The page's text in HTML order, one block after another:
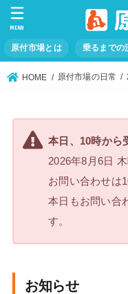
原付市場とは 乗るまでの
MENU
HOME 原付市場の日常
本日、10時から
2026年8月6日
お問い合わせは
本日もお問い合
す。
お知らせ